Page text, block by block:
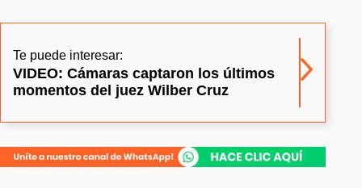
Te puede interesar:
VIDEO: Cámaras captaron los últimos
momentos del juez Wilber Cruz